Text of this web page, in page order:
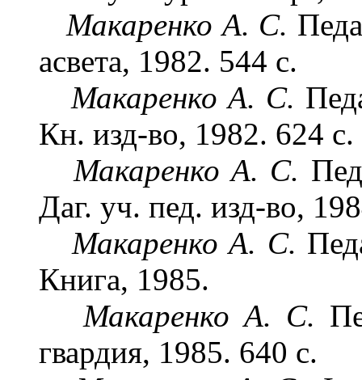
Макаренко А. С.
асвета, 1982. 544 с.
Макаренко А. С.
Кн. изд-во, 1982. 624 с.
Макаренко А. С.
Даг. уч. пед. изд-во,
Макаренко А. С.
Книга, 1985.
Макаренко А. С.
гвардия, 1985. 640 с.